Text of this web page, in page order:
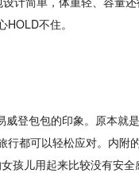
不住。
登包包的印象。原本就
都可以轻松应对。内附
孩儿用起来比较没有安全